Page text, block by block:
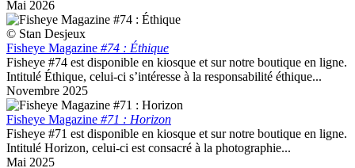
Mai 2026
© Stan Desjeux
Fisheye Magazine #74 : Éthique
Fisheye #74 est disponible en kiosque et sur notre boutique en ligne.
Intitulé Éthique, celui-ci s’intéresse à la responsabilité éthique...
Novembre 2025
Fisheye Magazine #71 : Horizon
Fisheye #71 est disponible en kiosque et sur notre boutique en ligne.
Intitulé Horizon, celui-ci est consacré à la photographie...
Mai 2025